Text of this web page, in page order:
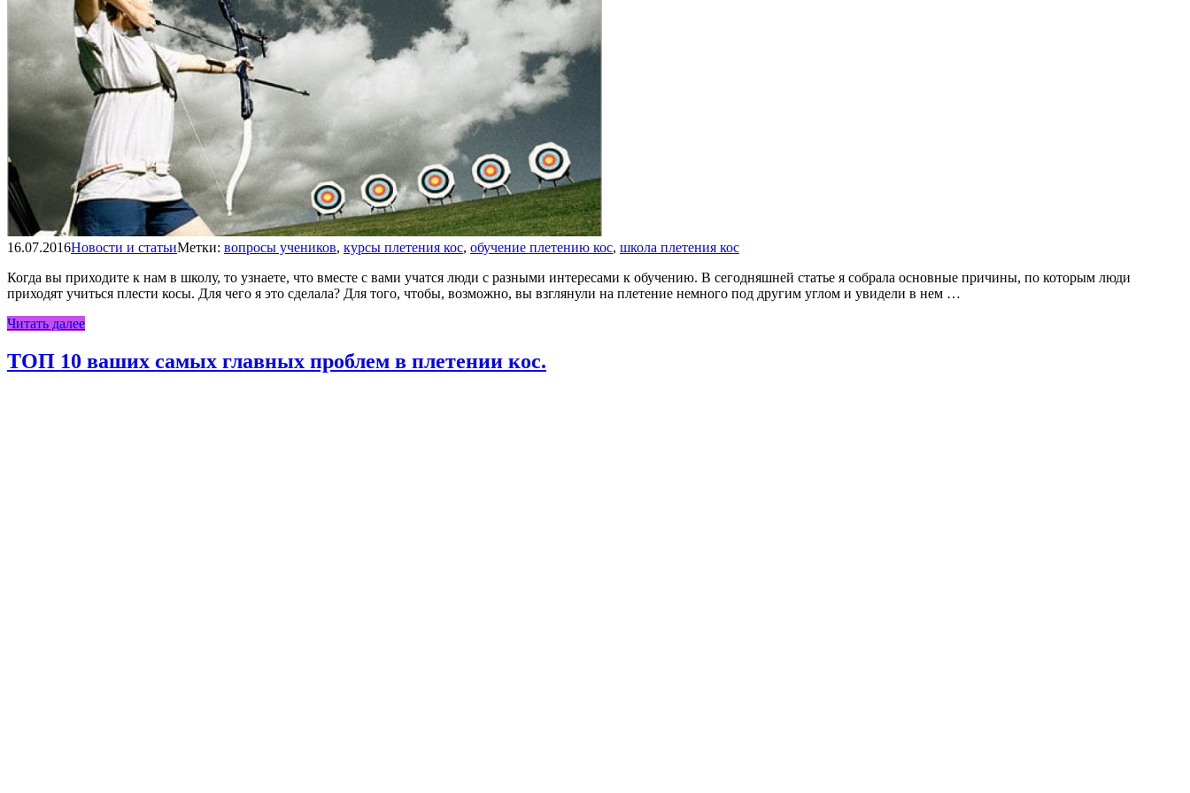
16.07.2016Новости и статьиМетки: вопросы учеников, курсы плетения кос, обучение плетению кос, школа плетения кос
Когда вы приходите к нам в школу, то узнаете, что вместе с вами учатся люди с разными интересами к обучению. В сегодняшней статье я собрала основные причины, по которым люди
приходят учиться плести косы. Для чего я это сделала? Для того, чтобы, возможно, вы взглянули на плетение немного под другим углом и увидели в нем …
Читать далее
ТОП 10 ваших самых главных проблем в плетении кос.